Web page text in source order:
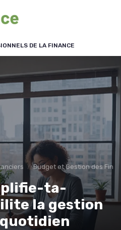
DE LA FINANCE
Budget et Gestion des
ta-
la gestion